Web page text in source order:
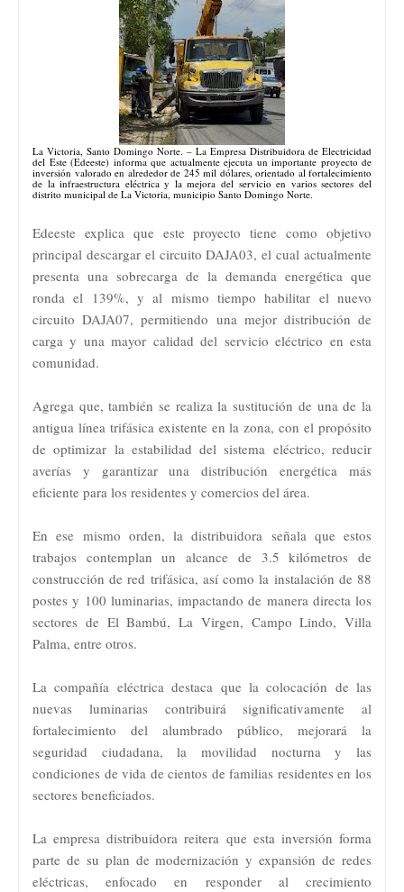
La Victoria, Santo Domingo Norte. – La Empresa Distribuidora de Electricidad
del Este (Edeeste) informa que actualmente ejecuta un importante proyecto de
inversión valorado en alrededor de 245 mil dólares, orientado al fortalecimiento
de la infraestructura eléctrica y la mejora del servicio en varios sectores del
distrito municipal de La Victoria, municipio Santo Domingo Norte.
Edeeste explica que este proyecto tiene como objetivo
principal descargar el circuito DAJA03, el cual actualmente
presenta una sobrecarga de la demanda energética que
ronda el 139%, y al mismo tiempo habilitar el nuevo
circuito DAJA07, permitiendo una mejor distribución de
carga y una mayor calidad del servicio eléctrico en esta
comunidad.
Agrega que, también se realiza la sustitución de una de la
antigua línea trifásica existente en la zona, con el propósito
de optimizar la estabilidad del sistema eléctrico, reducir
averías y garantizar una distribución energética más
eficiente para los residentes y comercios del área.
En ese mismo orden, la distribuidora señala que estos
trabajos contemplan un alcance de 3.5 kilómetros de
construcción de red trifásica, así como la instalación de 88
postes y 100 luminarias, impactando de manera directa los
sectores de El Bambú, La Virgen, Campo Lindo, Villa
Palma, entre otros.
La compañía eléctrica destaca que la colocación de las
nuevas luminarias contribuirá significativamente al
fortalecimiento del alumbrado público, mejorará la
seguridad ciudadana, la movilidad nocturna y las
condiciones de vida de cientos de familias residentes en los
sectores beneficiados.
La empresa distribuidora reitera que esta inversión forma
parte de su plan de modernización y expansión de redes
eléctricas, enfocado en responder al crecimiento